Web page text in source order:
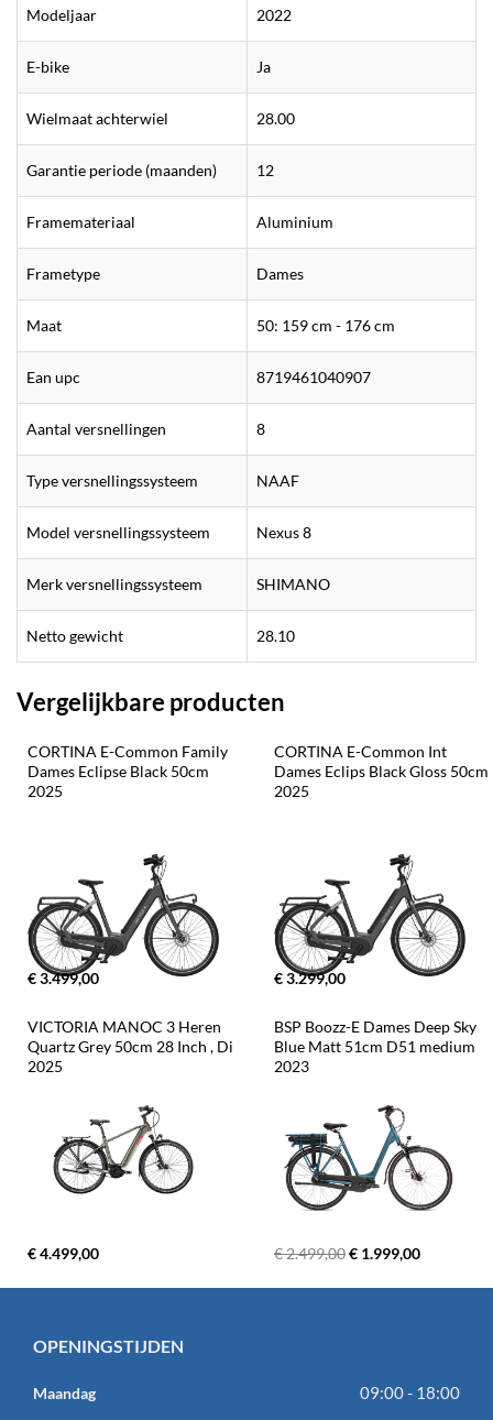
Modeljaar 2022
E-bike Ja
Wielmaat achterwiel 28.00
Garantie periode (maanden) 12
Framemateriaal Aluminium
Frametype Dames
Maat 50: 159 cm - 176 cm
Ean upc 8719461040907
Aantal versnellingen 8
Type versnellingssysteem NAAF
Model versnellingssysteem Nexus 8
Merk versnellingssysteem SHIMANO
Netto gewicht 28.10
Vergelijkbare producten
CORTINA E-Common Family
Dames Eclipse Black 50cm
2025
€ 3.499,00
CORTINA E-Common Int
Dames Eclips Black Gloss 50cm
2025
€ 3.299,00
VICTORIA MANOC 3 Heren
Quartz Grey 50cm 28 Inch , Di
2025
€ 4.499,00
BSP Boozz-E Dames Deep Sky
Blue Matt 51cm D51 medium
2023
€ 2.499,00€ 1.999,00
OPENINGSTIJDEN
Maandag 09:00 - 18:00